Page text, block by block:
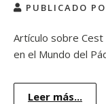
PUBLICADO
Artículo sobre Cest
en el Mundo del
Leer más...